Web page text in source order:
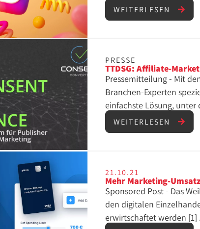
Unternehmer nutzen.
Instagram raus zu
WEITERLESEN
PRESSE
TTDSG: Affiliate-
Pressemitteilung - Mit
Branchen-Experten
einfachste Lösung, unter
notwendige Tracking
WEITERLESEN
21.10.21
Mehr Marketing-
Sponsored Post - Das
den digitalen
erwirtschaftet werden [1] . Tendenz steigend.